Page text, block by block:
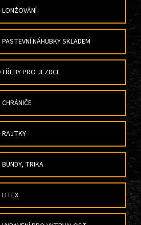
LONŽOVÁNÍ
PASTEVNÍ NÁHUBKY SKLADEM
PRO JEZDCE
CHRÁNIČE
RAJTKY
BUNDY, TRIKA
LITEX